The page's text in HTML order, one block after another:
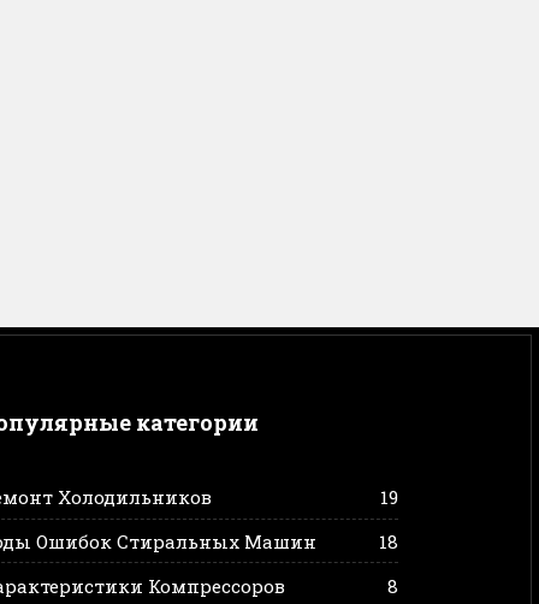
категории
Холодильников
19
Ошибок Стиральных Машин
18
Компрессоров
8